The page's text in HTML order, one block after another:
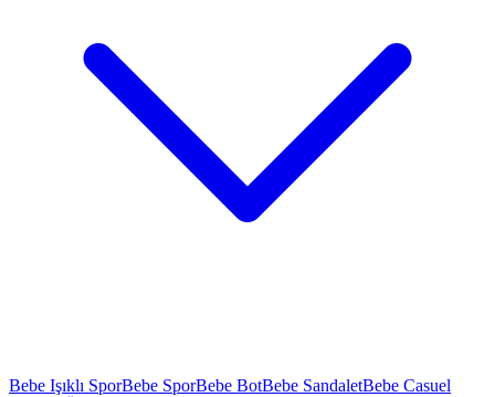
Bebe Işıklı SporBebe SporBebe BotBebe SandaletBebe Casuel